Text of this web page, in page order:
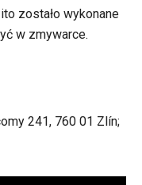
zostało wykonane
w zmywarce.
241, 760 01 Zlín;